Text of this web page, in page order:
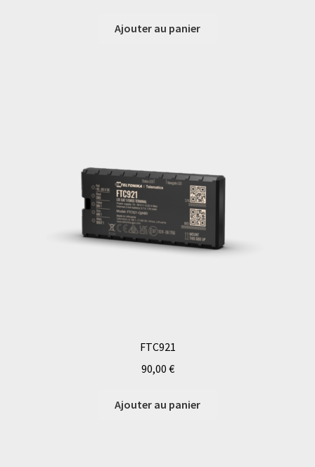
Ajouter au panier
FTC921
90,00 €
Ajouter au panier